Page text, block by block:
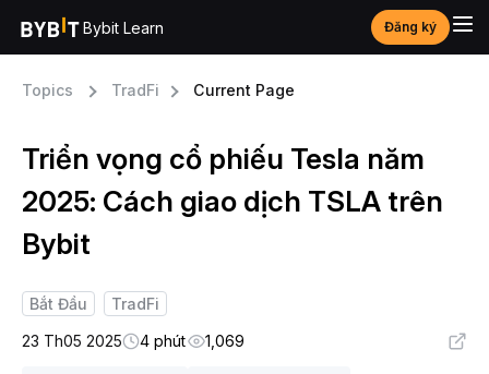
Bybit Learn Đăng ký
Topics TradFi Current Page
Triển vọng cổ phiếu Tesla năm
2025: Cách giao dịch TSLA trên
Bybit
Bắt Đầu
TradFi
23 Th05 2025
4 phút 1,069